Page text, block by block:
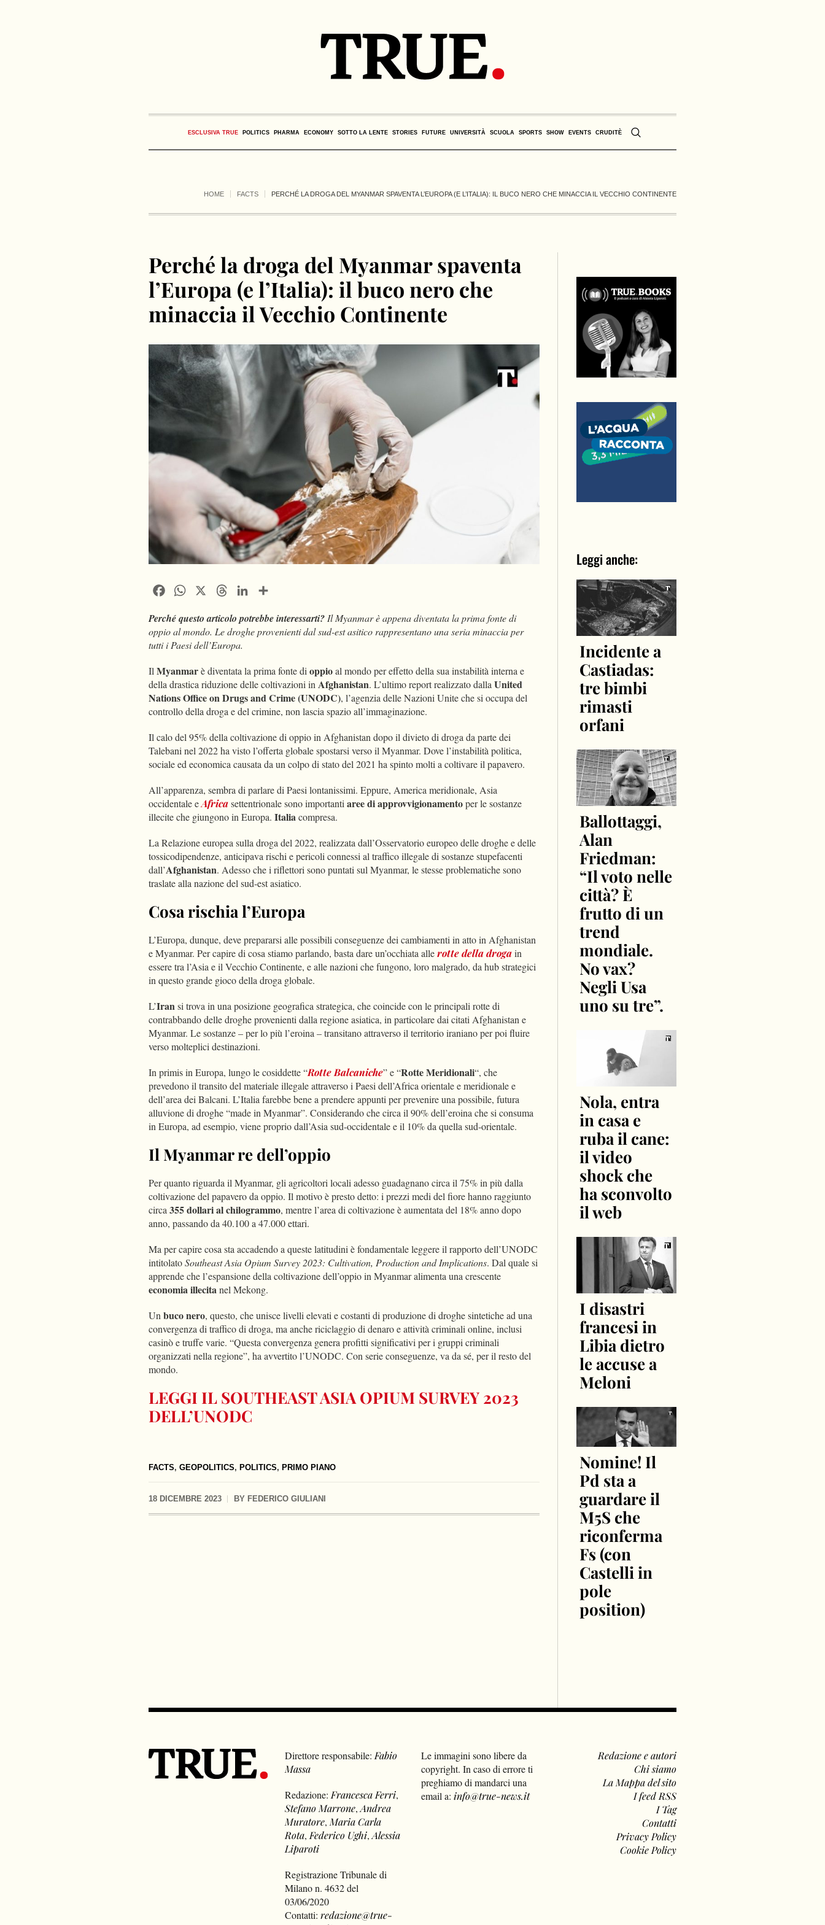
ESCLUSIVA TRUE POLITICS PHARMA ECONOMY SOTTO LA LENTE STORIES FUTURE UNIVERSITÀ SCUOLA SPORTS SHOW EVENTS CRUDITÈ
HOME FACTS PERCHÉ LA DROGA DEL MYANMAR SPAVENTA L’EUROPA (E L’ITALIA): IL BUCO NERO CHE MINACCIA IL VECCHIO CONTINENTE
FACTS, GEOPOLITICS, POLITICS, PRIMO PIANO
Perché la droga del Myanmar spaventa
l’Europa (e l’Italia): il buco nero che
minaccia il Vecchio Continente
18 DICEMBRE 2023 BY FEDERICO GIULIANI
FacebookWhatsApp ThreadsLinkedIn
Perché questo articolo potrebbe interessarti?Il Myanmar è appena diventata la prima fonte di
oppio al mondo. Le droghe provenienti dal sud-est asitico rappresentano una seria minaccia per
tutti i Paesi dell’Europa.
IlMyanmarè diventata la prima fonte dioppioal mondo per effetto della sua instabilità interna e
della drastica riduzione delle coltivazioni inAfghanistan. L’ultimo report realizzato dallaUnited
Nations Office on Drugs and Crime (UNODC), l’agenzia delle Nazioni Unite che si occupa del
controllo della droga e del crimine, non lascia spazio all’immaginazione.
Il calo del 95% della coltivazione di oppio in Afghanistan dopo il divieto di droga da parte dei
Talebani nel 2022 ha visto l’offerta globale spostarsi verso il Myanmar. Dove l’instabilità politica,
sociale ed economica causata da un colpo di stato del 2021 ha spinto molti a coltivare il papavero.
All’apparenza, sembra di parlare di Paesi lontanissimi. Eppure, America meridionale, Asia
occidentale eAfricasettentrionale sono importantiaree di approvvigionamentoper le sostanze
illecite che giungono in Europa. Italiacompresa.
La Relazione europea sulla droga del 2022, realizzata dall’Osservatorio europeo delle droghe e delle
tossicodipendenze, anticipava rischi e pericoli connessi al traffico illegale di sostanze stupefacenti
dall’Afghanistan. Adesso che i riflettori sono puntati sul Myanmar, le stesse problematiche sono
traslate alla nazione del sud-est asiatico.
Cosa rischia l’Europa
L’Europa, dunque, deve prepararsi alle possibili conseguenze dei cambiamenti in atto in Afghanistan
e Myanmar. Per capire di cosa stiamo parlando, basta dare un’occhiata allerotte della drogain
essere tra l’Asia e il Vecchio Continente, e alle nazioni che fungono, loro malgrado, da hub strategici
in questo grande gioco della droga globale.
L’Iransi trova in una posizione geografica strategica, che coincide con le principali rotte di
contrabbando delle droghe provenienti dalla regione asiatica, in particolare dai citati Afghanistan e
Myanmar. Le sostanze – per lo più l’eroina – transitano attraverso il territorio iraniano per poi fluire
verso molteplici destinazioni.
In primis in Europa, lungo le cosiddette “Rotte Balcaniche” e “Rotte Meridionali“, che
prevedono il transito del materiale illegale attraverso i Paesi dell’Africa orientale e meridionale e
dell’area dei Balcani. L’Italia farebbe bene a prendere appunti per prevenire una possibile, futura
alluvione di droghe “made in Myanmar”. Considerando che circa il 90% dell’eroina che si consuma
in Europa, ad esempio, viene proprio dall’Asia sud-occidentale e il 10% da quella sud-orientale.
Il Myanmar re dell’oppio
Per quanto riguarda il Myanmar, gli agricoltori locali adesso guadagnano circa il 75% in più dalla
coltivazione del papavero da oppio. Il motivo è presto detto: i prezzi medi del fiore hanno raggiunto
circa355 dollari al chilogrammo, mentre l’area di coltivazione è aumentata del 18% anno dopo
anno, passando da 40.100 a 47.000 ettari.
Ma per capire cosa sta accadendo a queste latitudini è fondamentale leggere il rapporto dell’UNODC
intitolatoSoutheast Asia Opium Survey 2023: Cultivation, Production and Implications. Dal quale si
apprende che l’espansione della coltivazione dell’oppio in Myanmar alimenta una crescente
economia illecitanel Mekong.
Unbuco nero, questo, che unisce livelli elevati e costanti di produzione di droghe sintetiche ad una
convergenza di traffico di droga, ma anche riciclaggio di denaro e attività criminali online, inclusi
casinò e truffe varie. “Questa convergenza genera profitti significativi per i gruppi criminali
organizzati nella regione”, ha avvertito l’UNODC. Con serie conseguenze, va da sé, per il resto del
mondo.
LEGGI IL SOUTHEAST ASIA OPIUM SURVEY 2023
DELL’UNODC
Leggi anche:
Incidente a
Castiadas:
tre bimbi
rimasti
orfani
Ballottaggi,
Alan
Friedman:
“Il voto nelle
città? È
frutto di un
trend
mondiale.
No vax?
Negli Usa
uno su tre”.
Nola, entra
in casa e
ruba il cane:
il video
shock che
ha sconvolto
il web
I disastri
francesi in
Libia dietro
le accuse a
Meloni
Nomine! Il
Pd sta a
guardare il
M5S che
riconferma
Fs (con
Castelli in
pole
position)
Direttore responsabile: Fabio
Massa
Redazione: Francesca Ferri,
Stefano Marrone,Andrea
Muratore, Maria Carla
Rota, Federico Ughi,Alessia
Liparoti
Registrazione Tribunale di
Milano n. 4632 del
03/06/2020
Contatti:redazione@true-
Le immagini sono libere da
copyright. In caso di errore ti
preghiamo di mandarci una
email a: info@true-news.it
Redazione e autori
Chi siamo
La Mappa del sito
I feed RSS
I Tag
Contatti
Privacy Policy
Cookie Policy